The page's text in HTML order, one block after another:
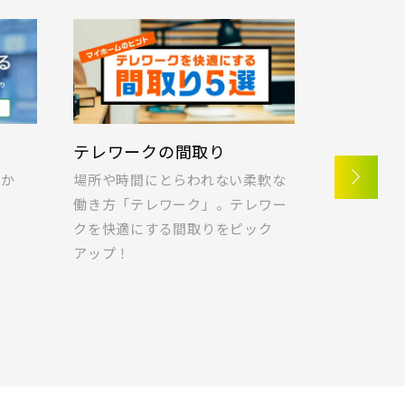
テレワークの間取り
場所や時間にとらわれない柔軟な
働き方「テレワーク」。テレワー
クを快適にする間取りをピック
アップ！
ラクに
快適な暮
ポラスの